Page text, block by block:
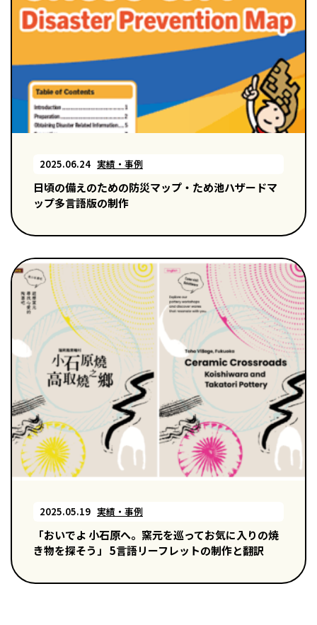
2025.06.24 実績・事例
日頃の備えのための防災マップ・ため池ハザードマ
ップ多言語版の制作
2025.05.19 実績・事例
「おいでよ 小石原へ。窯元を巡ってお気に入りの焼
き物を探そう」 5言語リーフレットの制作と翻訳